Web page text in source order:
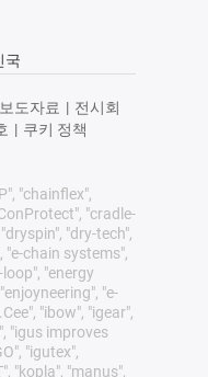
국
보도자료 | 전시회
| 쿠키 정책
"chainflex",
"cradle-
"dry-tech",
"e-chain systems",
"energy
"e-
"ibow", "igear",
"igus improves
"igutex",
"kopla", "manus",